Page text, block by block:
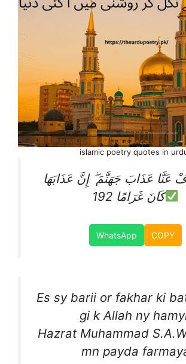
islamic poetry quotes in
عَنَّا عَذَابَ جَهَنَّمَ ۖ إِنَّ عَذَابَهَا
كَانَ غَرَامًا 192
WhatsApp COPY
Es sy barii or fakhar ki
gi k Allah ny
Hazrat Muhammad
mn payda